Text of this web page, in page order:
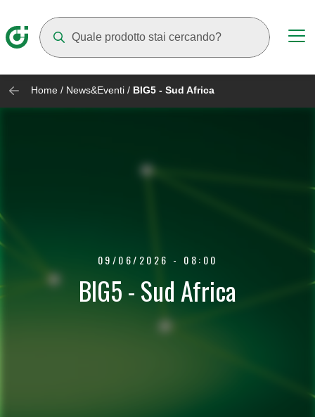
Home / News&Eventi / BIG5 - Sud Africa
09/06/2026 - 08:00
BIG5 - Sud Africa